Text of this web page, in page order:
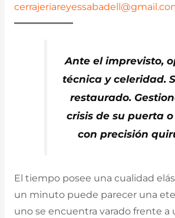
Ante el imprevisto,
técnica y celeridad.
restaurado.
crisis de su puerta
con precisión
El tiempo posee una cualidad
un minuto puede parecer una
uno se encuentra varado frente a